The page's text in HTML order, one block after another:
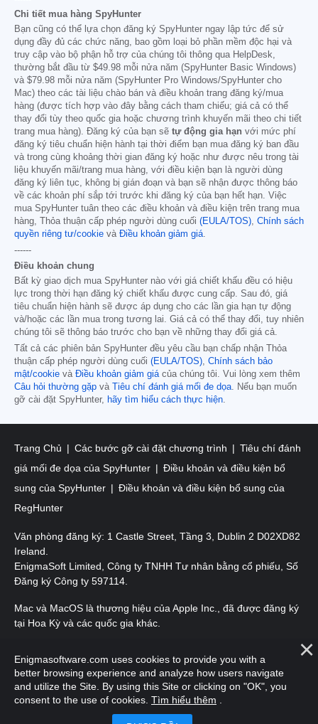
Chi tiết mua hàng SpyHunter
Bạn cũng có thể lựa chọn đăng ký SpyHunter ngay lập tức để sử
dụng đầy đủ các chức năng, bao gồm loại bỏ phần mềm độc hại và
truy cập vào bộ phận hỗ trợ của chúng tôi thông qua HelpDesk,
thường bắt đầu từ $49.98 mỗi nửa năm (SpyHunter Basic Windows)
và $79.98 mỗi nửa năm (SpyHunter Pro Windows/SpyHunter cho
Mac) theo các tài liệu chào bán và điều khoản trang đăng ký/mua
hàng (được tích hợp vào đây bằng cách tham chiếu; giá cả có thể
thay đổi tùy theo quốc gia hoặc chương trình khuyến mãi theo chi tiết
trang mua hàng). Đăng ký của bạn sẽ tự động gia hạn với mức phí
đăng ký tiêu chuẩn hiện hành tại thời điểm bạn mua đăng ký ban đầu
và trong cùng khoảng thời gian đăng ký hoặc như được nêu trong tài
liệu khuyến mãi/trang mua hàng, với điều kiện bạn là người dùng
đăng ký liên tục, không bị gián đoạn và bạn sẽ nhận được thông báo
về các khoản phí sắp tới trước khi đăng ký của bạn hết hạn. Việc
mua SpyHunter tuân theo các điều khoản và điều kiện trên trang mua
hàng, Thỏa thuận cấp phép người dùng cuối (EULA/TOS) Chính sách
quyền riêng tư/cookie và Điều khoản giảm giá
------
Điều khoản chung
Bất kỳ giao dịch mua SpyHunter nào với giá chiết khấu đều có hiệu
lực trong thời hạn đăng ký chiết khấu được cung cấp. Sau đó, giá
tiêu chuẩn hiện hành sẽ được áp dụng cho các lần gia hạn tự động
và/hoặc các lần mua trong tương lai. Giá cả có thể thay đổi, tuy nhiên
chúng tôi sẽ thông báo trước cho bạn về những thay đổi giá cả.
Tất cả các phiên bản SpyHunter đều yêu cầu bạn chấp nhận Thỏa
thuận cấp phép người dùng cuối (EULA/TOS) Chính sách bảo
mật/cookie và Điều khoản giảm giá của chúng tôi. Vui lòng xem thêm
Câu hỏi thường gặp và Tiêu chí đánh giá mối đe dọa . Nếu bạn muốn
gỡ cài đặt SpyHunter,
hãy tìm hiểu cách thực hiện
Trang Chủ Các bước gỡ cài đặt chương trình
Tiêu chí đánh
giá mối đe dọa của SpyHunter
Điều khoản và điều kiện bổ
sung của SpyHunter
Điều khoản và điều kiện bổ sung của
RegHunter
Văn phòng đăng ký: 1 Castle Street, Tầng 3, Dublin 2 D02XD82
Ireland.
EnigmaSoft Limited, Công ty TNHH Tư nhân bằng cổ phiếu, Số
Đăng ký Công ty 597114.
Mac và MacOS là thương hiệu của Apple Inc., đã được đăng ký
tại Hoa Kỳ và các quốc gia khác.
lưu.
Enigmasoftware.com uses cookies to provide you with a
better browsing experience and analyze how users navigate
and utilize the Site. By using this Site or clicking on "OK", you
consent to the use of cookies. Tìm hiểu thêm